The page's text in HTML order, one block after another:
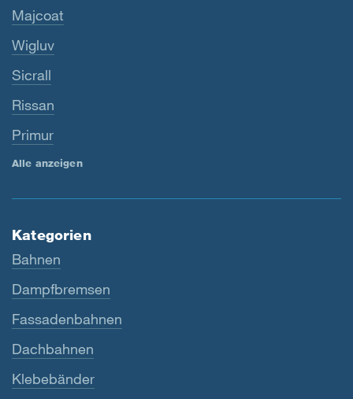
Majcoat
Wigluv
Sicrall
Rissan
Primur
Alle anzeigen
Kategorien
Bahnen
Dampfbremsen
Fassadenbahnen
Dachbahnen
Klebebänder